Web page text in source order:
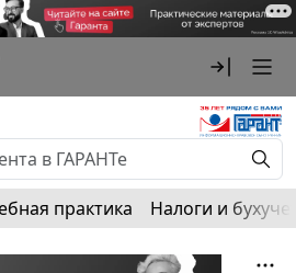
практика Налоги и